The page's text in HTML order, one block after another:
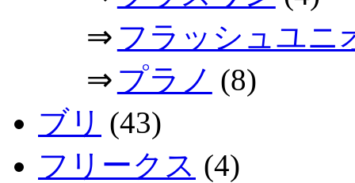
⇒ フラッシュユニ
⇒ プラノ (8)
ブリ (43)
フリークス (4)